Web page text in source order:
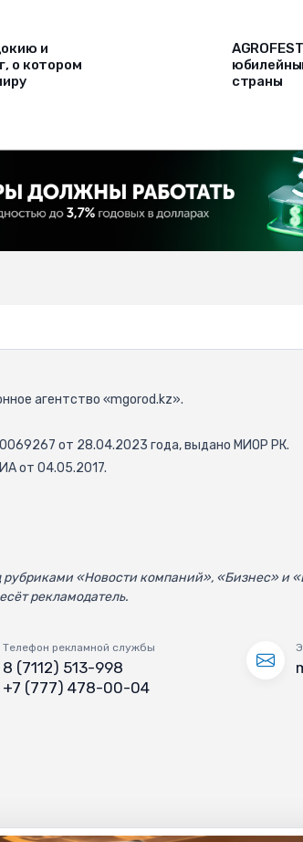
и
о котором
страны
агентство «mgorod.kz».
от 28.04.2023 года, выдано МИОР РК.
от 04.05.2017.
«Новости компаний», «Бизнес» и
рекламодатель.
Телефон рекламной службы
8 (7112) 513-998
+7 (777) 478-00-04